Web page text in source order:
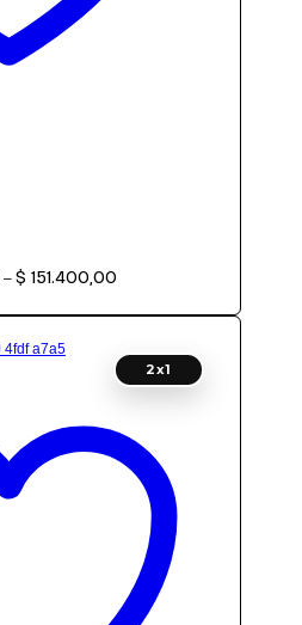
– $ 151.400,00
$ 151.400,00
2x1